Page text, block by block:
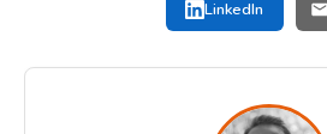
LinkedIn